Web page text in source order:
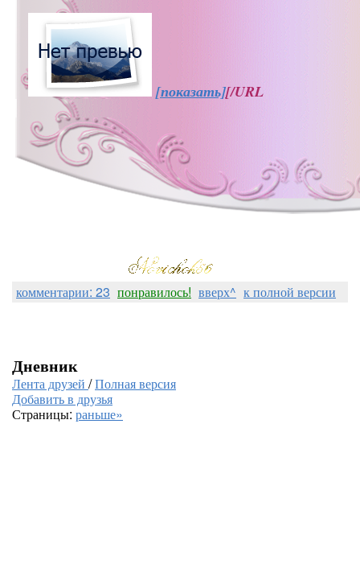
[показать][/URL
комментарии: 23 понравилось! вверх^ к полной версии
Дневник
Лента друзей /Полная версия
Добавить в друзья
Страницы: раньше»